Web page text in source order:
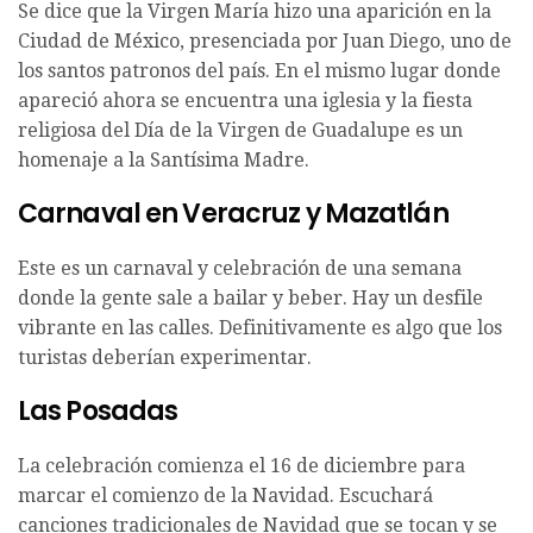
Se dice que la Virgen María hizo una aparición en la
Ciudad de México, presenciada por Juan Diego, uno de
los santos patronos del país. En el mismo lugar donde
apareció ahora se encuentra una iglesia y la fiesta
religiosa del Día de la Virgen de Guadalupe es un
homenaje a la Santísima Madre.
Carnaval en Veracruz y Mazatlán
Este es un carnaval y celebración de una semana
donde la gente sale a bailar y beber. Hay un desfile
vibrante en las calles. Definitivamente es algo que los
turistas deberían experimentar.
Las Posadas
La celebración comienza el 16 de diciembre para
marcar el comienzo de la Navidad. Escuchará
canciones tradicionales de Navidad que se tocan y se